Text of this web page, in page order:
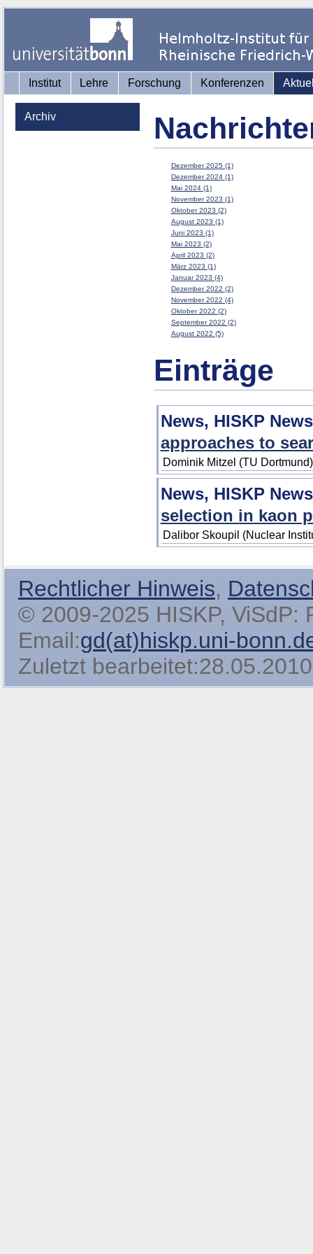
Institut Lehre Forschung Konferenzen
Archiv
Dezember 2025 (1)
Dezember 2024 (1)
Mai 2024 (1)
November 2023 (1)
Oktober 2023 (2)
August 2023 (1)
Juni 2023 (1)
Mai 2023 (2)
April 2023 (2)
März 2023 (1)
Januar 2023 (4)
Dezember 2022 (2)
November 2022 (4)
Oktober 2022 (2)
September 2022 (2)
August 2022 (5)
Einträge
News, HISKP
approaches to
Dominik Mitzel (TU
News, HISKP
selection in kaon
Dalibor Skoupil (Nuclear
Rechtlicher Hinweis,
© 2009-2025 HISKP, ViSdP:
Email:gd(at)hiskp.uni-
Zuletzt